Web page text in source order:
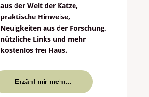
aus der Welt der Katze,
praktische Hinweise,
Neuigkeiten aus der Forschung,
nützliche Links und mehr
kostenlos frei Haus.
Erzähl mir mehr...